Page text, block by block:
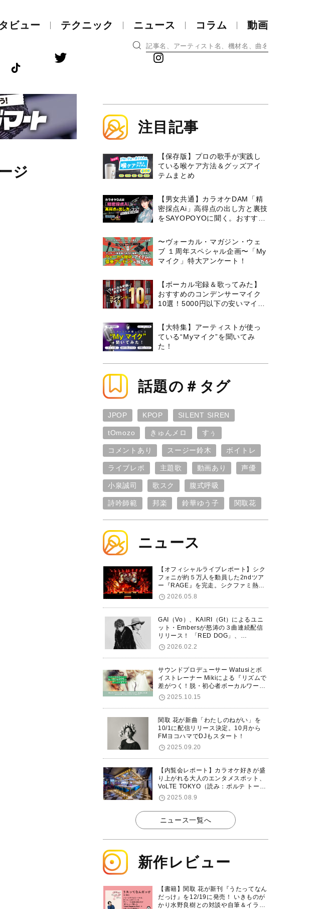
ビュー テクニック ニュース コラム 動画
ジ
注目記事
【保存版】プロの歌手が実践し
ている喉ケア⽅法＆グッズアイ
テムまとめ
【男女共通】カラオケDAM「精
密採点Ai」高得点の出し方と裏技
をSAYOPOYOに聞く。おすすめ
〜ヴォーカル・マガジン・ウェ
ブ １周年スペシャル企画〜「My
マイク」特大アンケート！
【ボーカル宅録＆歌ってみた】
おすすめのコンデンサーマイク
10選！5000円以下の安いマイク
【大特集】アーティストが使っ
ている“Myマイク”を聞いてみ
た！
話題の＃タグ
JPOP KPOP SILENT SIREN
tOmozo きゅんメロ すぅ
コメントあり スージー鈴木 ボイトレ
ライブレポ 主題歌 動画あり 声優
小泉誠司 歌スク 腹式呼吸
詩吟師範 邦楽 鈴華ゆう子 関取花
ニュース
【オフィシャルライブレポート】シク
フォニが約５万人を動員した2ndツア
ー『RAGE』を完走。シクファミ熱狂
のKアリーナ横浜ファイナル公演の模
様をお届け！
2026.05.8
GAI（Vo）、KAIRI（Gt）によるユニ
ット・Embersが怒涛の３曲連続配信
リリース！ 「RED DOG」、
「Untitled Hero」に続き、5thシング
ル「De-Marionette」のリリースを発
表！
2026.02.2
サウンドプロデューサー Watusiとボ
イストレーナー Mikiによる『リズムで
差がつく！脱・初心者ボーカルワーク
ショップ』が12/7に渋谷で開催！
2025.10.15
関取 花が新曲「わたしのねがい」を
10/1に配信リリース決定。10月から
FMヨコハマでDJもスタート！
2025.09.20
【内覧会レポート】カラオケ好きが盛
り上がれる大人のエンタメスポット、
VoLTE TOKYO（読み：ボルテ トーキ
ョー）が東京・品川に8/8グランドオ
ープン！
2025.08.9
ニュース一覧へ
新作レビュー
【書籍】関取 花が新刊『うたってなん
だっけ』を12/19に発売！ いきものが
かり水野良樹との対談や自筆＆イラス